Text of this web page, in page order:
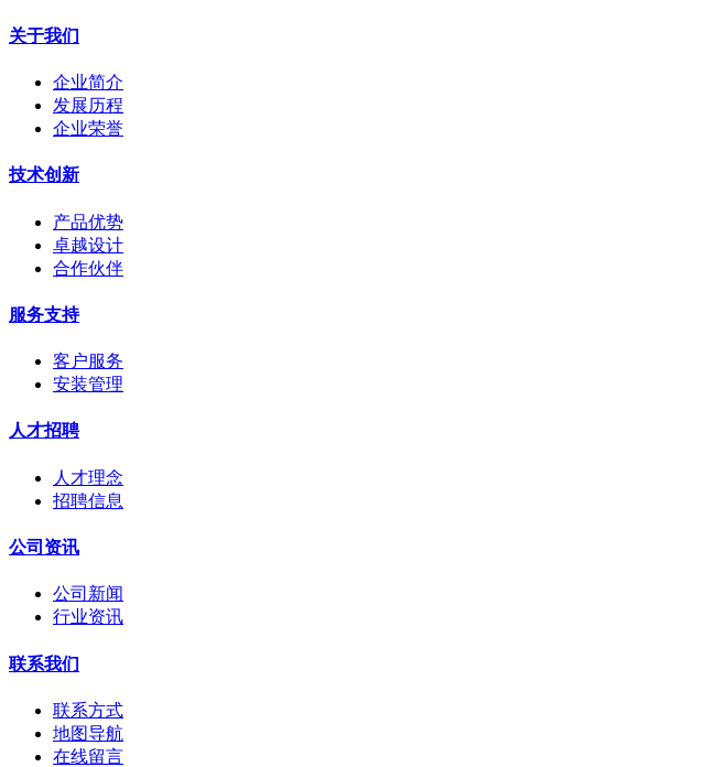
关于我们
企业简介
发展历程
企业荣誉
技术创新
产品优势
卓越设计
合作伙伴
服务支持
客户服务
安装管理
人才招聘
人才理念
招聘信息
公司资讯
公司新闻
行业资讯
联系我们
联系方式
地图导航
在线留言